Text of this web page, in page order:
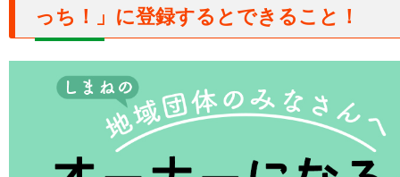
っち！」に登録するとできること！